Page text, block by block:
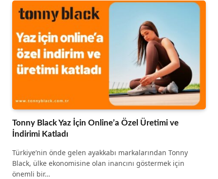
Tonny Black Yaz İçin Online’a Özel Üretimi ve
İndirimi Katladı
Türkiye’nin önde gelen ayakkabı markalarından Tonny
Black, ülke ekonomisine olan inancını göstermek için
önemli bir…